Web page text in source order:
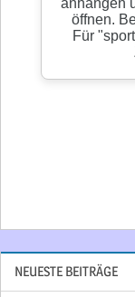
NEUESTE BEITRÄGE